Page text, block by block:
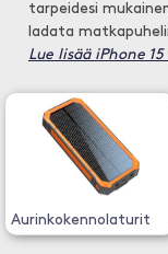
tarpeidesi
ladata
Lue lisää iPhone
Aurinkokennolaturit